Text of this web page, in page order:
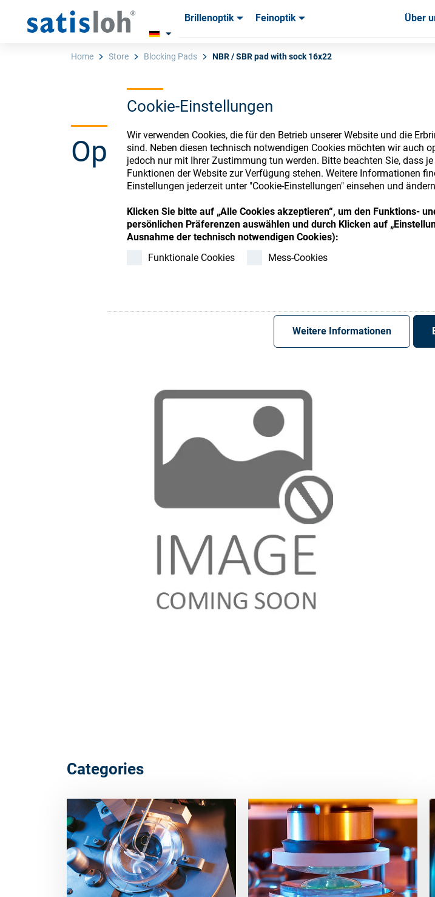
Cookie-Einstellungen
Wir verwenden Cookies, die für den Betrieb unserer Website und die
sind. Neben diesen technisch notwendigen Cookies möchten wir auch
jedoch nur mit Ihrer Zustimmung tun werden. Bitte beachten Sie, dass
Funktionen der Website zur Verfügung stehen. Weitere Informationen
Einstellungen jederzeit unter "Cookie-Einstellungen" einsehen und
Klicken Sie bitte auf „Alle Cookies akzeptieren“, um den Funktions-
persönlichen Präferenzen auswählen und durch Klicken auf
Ausnahme der technisch notwendigen Cookies):
Funktionale Cookies
Mess-Cookies
Weitere Informationen
Brillenoptik Feinoptik Über
Brillenoptik
Home Store Blocking Pads NBR / SBR pad with sock 16x22
Ophthalmic Consumables
Register or Sign-in to access your accounts
Categories